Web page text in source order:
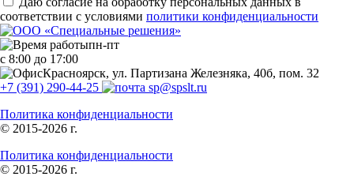
соответствии с условиями политики конфиденциальности
пн-пт
с 8:00 до 17:00
Красноярск, ул. Партизана Железняка, 40б, пом. 32
+7 (391) 290-44-25
sp@spslt.ru
Политика конфиденциальности
© 2015-2026 г.
Политика конфиденциальности
© 2015-2026 г.